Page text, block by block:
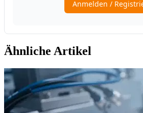
Ähnliche Artikel